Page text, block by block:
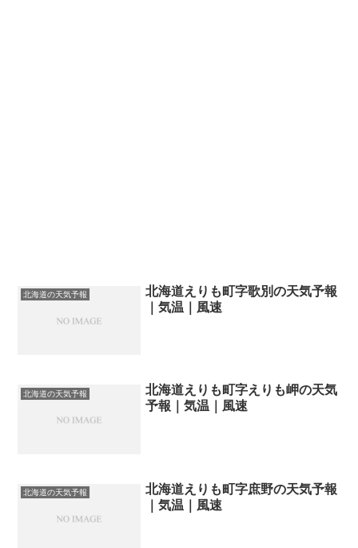
北海道の天気予報
北海道えりも町字歌別の天気予報
｜気温｜風速
北海道の天気予報
北海道えりも町字えりも岬の天気
予報｜気温｜風速
北海道の天気予報
北海道えりも町字庶野の天気予報
｜気温｜風速